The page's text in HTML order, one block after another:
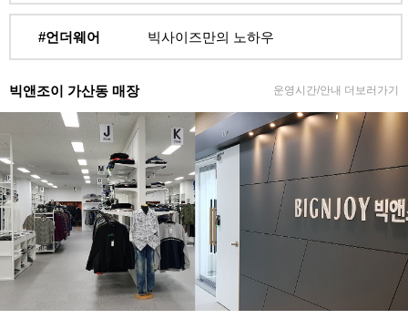
#언더웨어 빅사이즈만의 노하우
빅앤조이 가산동 매장 운영시간/안내 더보러가기